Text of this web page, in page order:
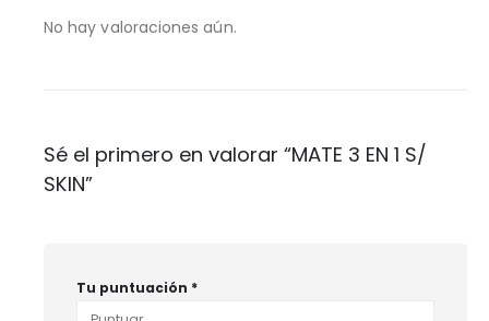
No hay valoraciones aún.
Sé el primero en valorar “MATE 3 EN 1 S/
SKIN”
Tu puntuación *